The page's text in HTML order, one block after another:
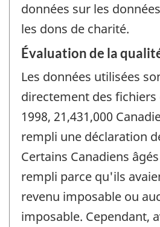
données sur les
les dons de charité.
Évaluation de la
Les données utilisées
directement des
1998, 21,431,000
rempli une déclaration
Certains Canadiens
rempli parce qu'ils
revenu imposable ou
imposable. Cependant,